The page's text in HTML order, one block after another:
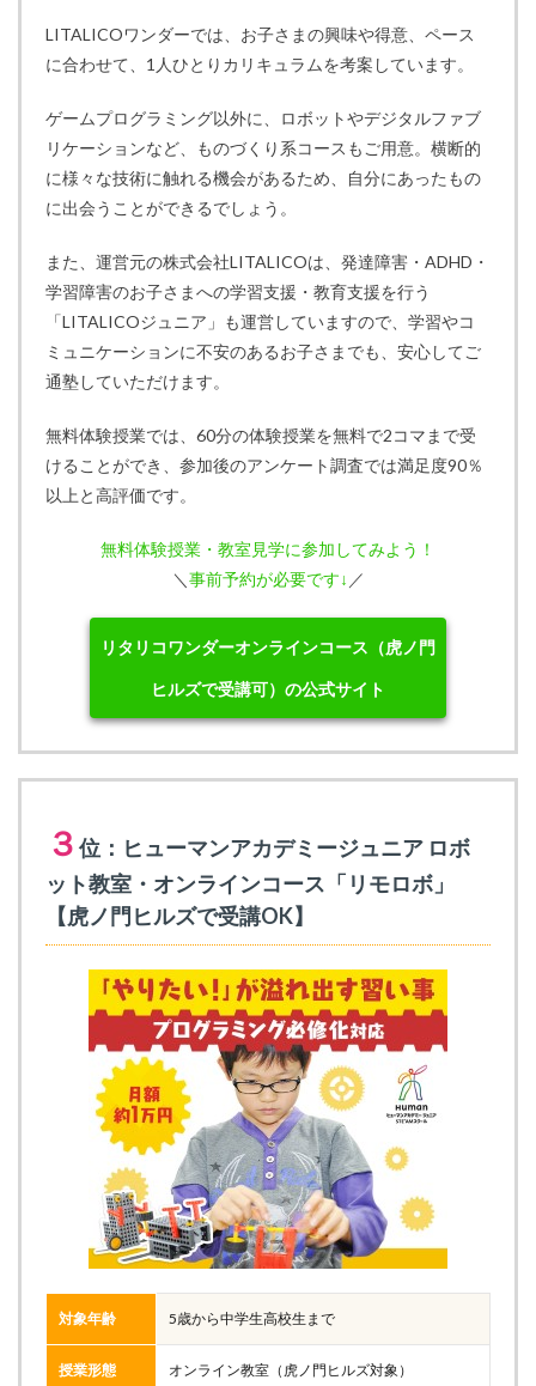
LITALICOワンダーでは、お子さまの興味や得意、ペース
に合わせて、1人ひとりカリキュラムを考案しています。
ゲームプログラミング以外に、ロボットやデジタルファブ
リケーションなど、ものづくり系コースもご用意。横断的
に様々な技術に触れる機会があるため、自分にあったもの
に出会うことができるでしょう。
また、運営元の株式会社LITALICOは、発達障害・ADHD・
学習障害のお子さまへの学習支援・教育支援を行う
「LITALICOジュニア」も運営していますので、学習やコ
ミュニケーションに不安のあるお子さまでも、安心してご
通塾していただけます。
無料体験授業では、60分の体験授業を無料で2コマまで受
けることができ、参加後のアンケート調査では満足度90％
以上と高評価です。
無料体験授業・教室見学に参加してみよう！
＼ 事前予約が必要です↓ ／
リタリコワンダーオンラインコース（虎ノ門
ヒルズで受講可）の公式サイト
３ 位：ヒューマンアカデミージュニア ロボ
ット教室・オンラインコース「リモロボ」
【虎ノ門ヒルズで受講OK】
対象年齢 5歳から中学生高校生まで
授業形態 オンライン教室（虎ノ門ヒルズ対象）